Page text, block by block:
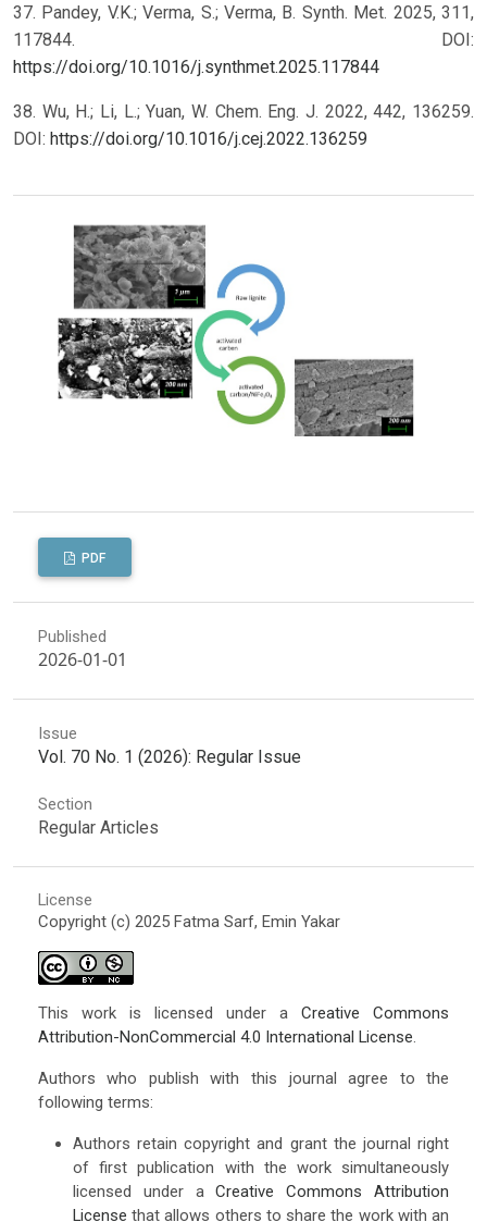
37. Pandey, V.K.; Verma, S.; Verma, B. Synth. Met. 2025, 311,
117844. DOI:
https://doi.org/10.1016/j.synthmet.2025.117844
38. Wu, H.; Li, L.; Yuan, W. Chem. Eng. J. 2022, 442, 136259.
DOI: https://doi.org/10.1016/j.cej.2022.136259
PDF
Published
2026-01-01
Issue
Vol. 70 No. 1 (2026): Regular Issue
Section
Regular Articles
License
Copyright (c) 2025 Fatma Sarf, Emin Yakar
This work is licensed under aCreative Commons
Attribution-NonCommercial 4.0 International License.
Authors who publish with this journal agree to the
following terms:
Authors retain copyright and grant the journal right
of first publication with the work simultaneously
licensed under aCreative Commons Attribution
License that allows others to share the work with an